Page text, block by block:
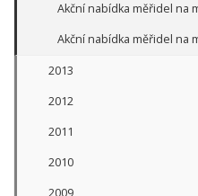
Akční nabídka měřidel na
Akční nabídka měřidel na
2013
2012
2011
2010
2009